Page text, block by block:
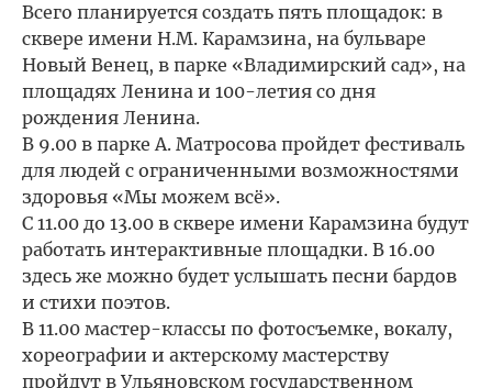
Всего планируется создать пять площадок: в
сквере имени Н.М. Карамзина, на бульваре
Новый Венец, в парке «Владимирский сад», на
площадях Ленина и 100-летия со дня
рождения Ленина.
В 9.00 в парке А. Матросова пройдет фестиваль
для людей с ограниченными возможностями
здоровья «Мы можем всё».
С 11.00 до 13.00 в сквере имени Карамзина будут
работать интерактивные площадки. В 16.00
здесь же можно будет услышать песни бардов
и стихи поэтов.
В 11.00 мастер-классы по фотосъемке, вокалу,
хореографии и актерскому мастерству
пройдут в Ульяновском государственном